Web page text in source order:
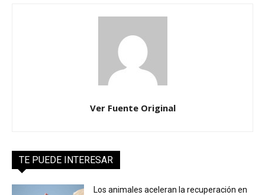
Ver Fuente Original
TE PUEDE INTERESAR
Los animales aceleran la recuperación en